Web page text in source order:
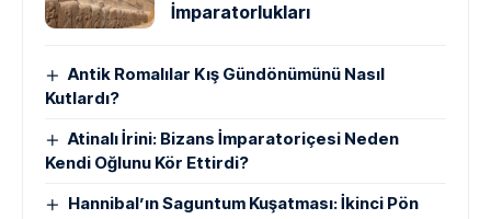
İmparatorlukları
Antik Romalılar Kış Gündönümünü Nasıl
Kutlardı?
Atinalı İrini: Bizans İmparatoriçesi Neden
Kendi Oğlunu Kör Ettirdi?
Hannibal’ın Saguntum Kuşatması: İkinci Pön